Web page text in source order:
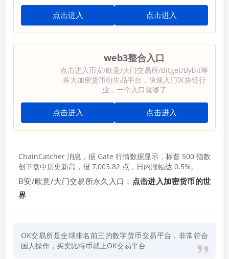
点击进入 点击进入
web3整合入口
点击进入币安/欧意/大门交易所/Bitget/Bybit等
各大加密货币衍生品平台，快速入门区块链行
业，一个入口就够了
点击进入 点击进入
ChainCatcher 消息，据 Gate 行情数据显示，标普 500 指数
创下盘中历史新高，报 7,003.82 点，日内涨幅达 0.5%。
B安/欧意/大门交易所永久入口： 点击进入加密货币的世
界
OK交易所是全球排名前三的数字货币交易平台，非常符合
国人操作，买卖比特币就上OK交易平台